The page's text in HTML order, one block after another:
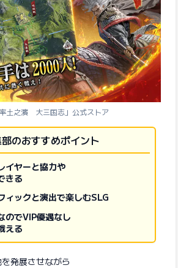
土之濱 大三国志」公式ストア
のおすすめポイント
イヤーと協力や
きる
ィックと演出で楽しむSLG
のでVIP優遇なし
える
発展させながら